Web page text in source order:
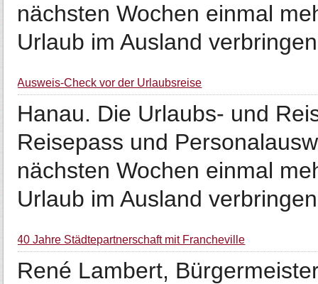
nächsten Wochen einmal
Urlaub im Ausland
Ausweis-Check vor der Urlaubsreise
Hanau. Die Urlaubs- und
Reisepass und
nächsten Wochen einmal
Urlaub im Ausland
40 Jahre Städtepartnerschaft mit Francheville
René Lambert,